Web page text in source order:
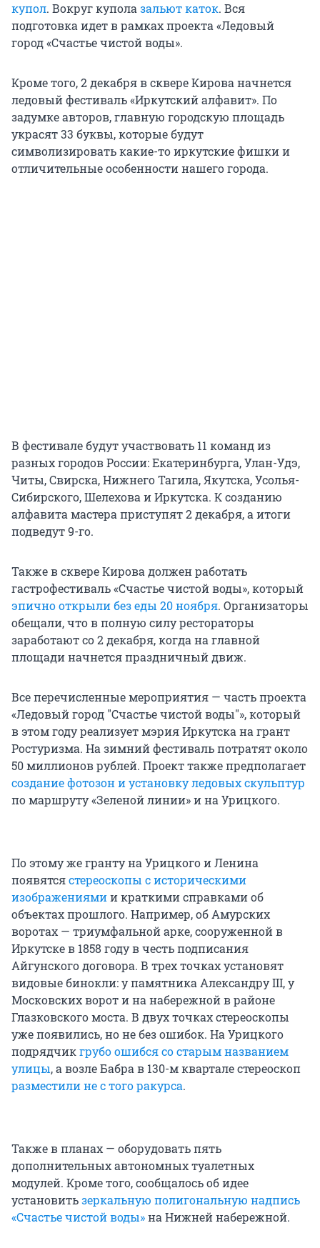
купол. Вокруг куполазальют каток. Вся
подготовка идет в рамках проекта «Ледовый
город «Счастье чистой воды».
Кроме того, 2 декабря в сквере Кирова начнется
ледовый фестиваль «Иркутский алфавит». По
задумке авторов, главную городскую площадь
украсят 33 буквы, которые будут
символизировать какие-то иркутские фишки и
отличительные особенности нашего города.
В фестивале будут участвовать 11 команд из
разных городов России: Екатеринбурга, Улан-Удэ,
Читы, Свирска, Нижнего Тагила, Якутска, Усолья-
Сибирского, Шелехова и Иркутска. К созданию
алфавита мастера приступят 2 декабря, а итоги
подведут 9-го.
Также в сквере Кирова должен работать
гастрофестиваль «Счастье чистой воды», который
эпично открыли без еды 20 ноября. Организаторы
обещали, что в полную силу рестораторы
заработают со 2 декабря, когда на главной
площади начнется праздничный движ.
Все перечисленные мероприятия — часть проекта
«Ледовый город "Счастье чистой воды"», который
в этом году реализует мэрия Иркутска на грант
Ростуризма. На зимний фестиваль потратят около
50 миллионов рублей. Проект также предполагает
создание фотозон и установку ледовых скульптур
по маршруту «Зеленой линии» и на Урицкого.
По этому же гранту на Урицкого и Ленина
появятсястереоскопы с историческими
изображениямии краткими справками об
объектах прошлого. Например, об Амурских
воротах — триумфальной арке, сооруженной в
Иркутске в 1858 году в честь подписания
Айгунского договора. В трех точках установят
видовые бинокли: у памятника Александру III, у
Московских ворот и на набережной в районе
Глазковского моста. В двух точках стереоскопы
уже появились, но не без ошибок. На Урицкого
подрядчикгрубо ошибся со старым названием
улицы, а возле Бабра в 130-м квартале стереоскоп
разместили не с того ракурса.
Также в планах — оборудовать пять
дополнительных автономных туалетных
модулей. Кроме того, сообщалось об идее
установитьзеркальную полигональную надпись
«Счастье чистой воды»на Нижней набережной.